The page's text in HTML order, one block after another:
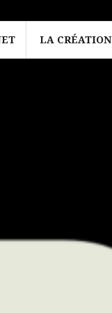
LA CRÉATION